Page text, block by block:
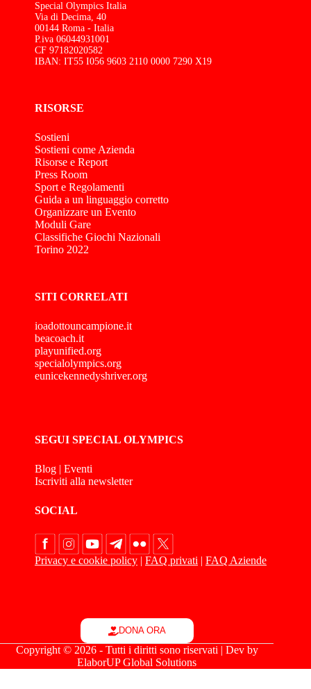
Special Olympics Italia
Via di Decima, 40
00144 Roma - Italia
P.iva 06044931001
CF 97182020582
IBAN: IT55 I056 9603 2110 0000 7290 X19
RISORSE
Sostieni
Sostieni come Azienda
Risorse e Report
Press Room
Sport e Regolamenti
Guida a un linguaggio corretto
Organizzare un Evento
Moduli Gare
Classifiche Giochi Nazionali
Torino 2022
SITI CORRELATI
ioadottouncampione.it
beacoach.it
playunified.org
specialolympics.org
eunicekennedyshriver.org
SEGUI SPECIAL OLYMPICS
Blog | Eventi
Iscriviti alla newsletter
SOCIAL
Privacy e cookie policy | FAQ privati | FAQ Aziende
DONA ORA
Copyright © 2026 - Tutti i diritti sono riservati | Dev by
ElaborUP Global Solutions